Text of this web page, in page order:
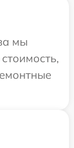
мы